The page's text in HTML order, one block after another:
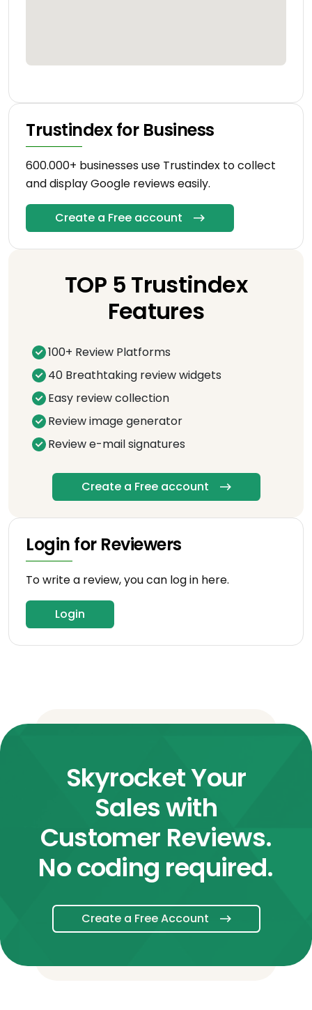
Trustindex for Business
600.000+ businesses use Trustindex to collect
and display Google reviews easily.
Create a Free account
TOP 5 Trustindex
Features
100+ Review Platforms
40 Breathtaking review widgets
Easy review collection
Review image generator
Review e-mail signatures
Create a Free account
Login for Reviewers
To write a review, you can log in here.
Login
Skyrocket Your
Sales with
Customer Reviews.
No coding required.
Create a Free Account